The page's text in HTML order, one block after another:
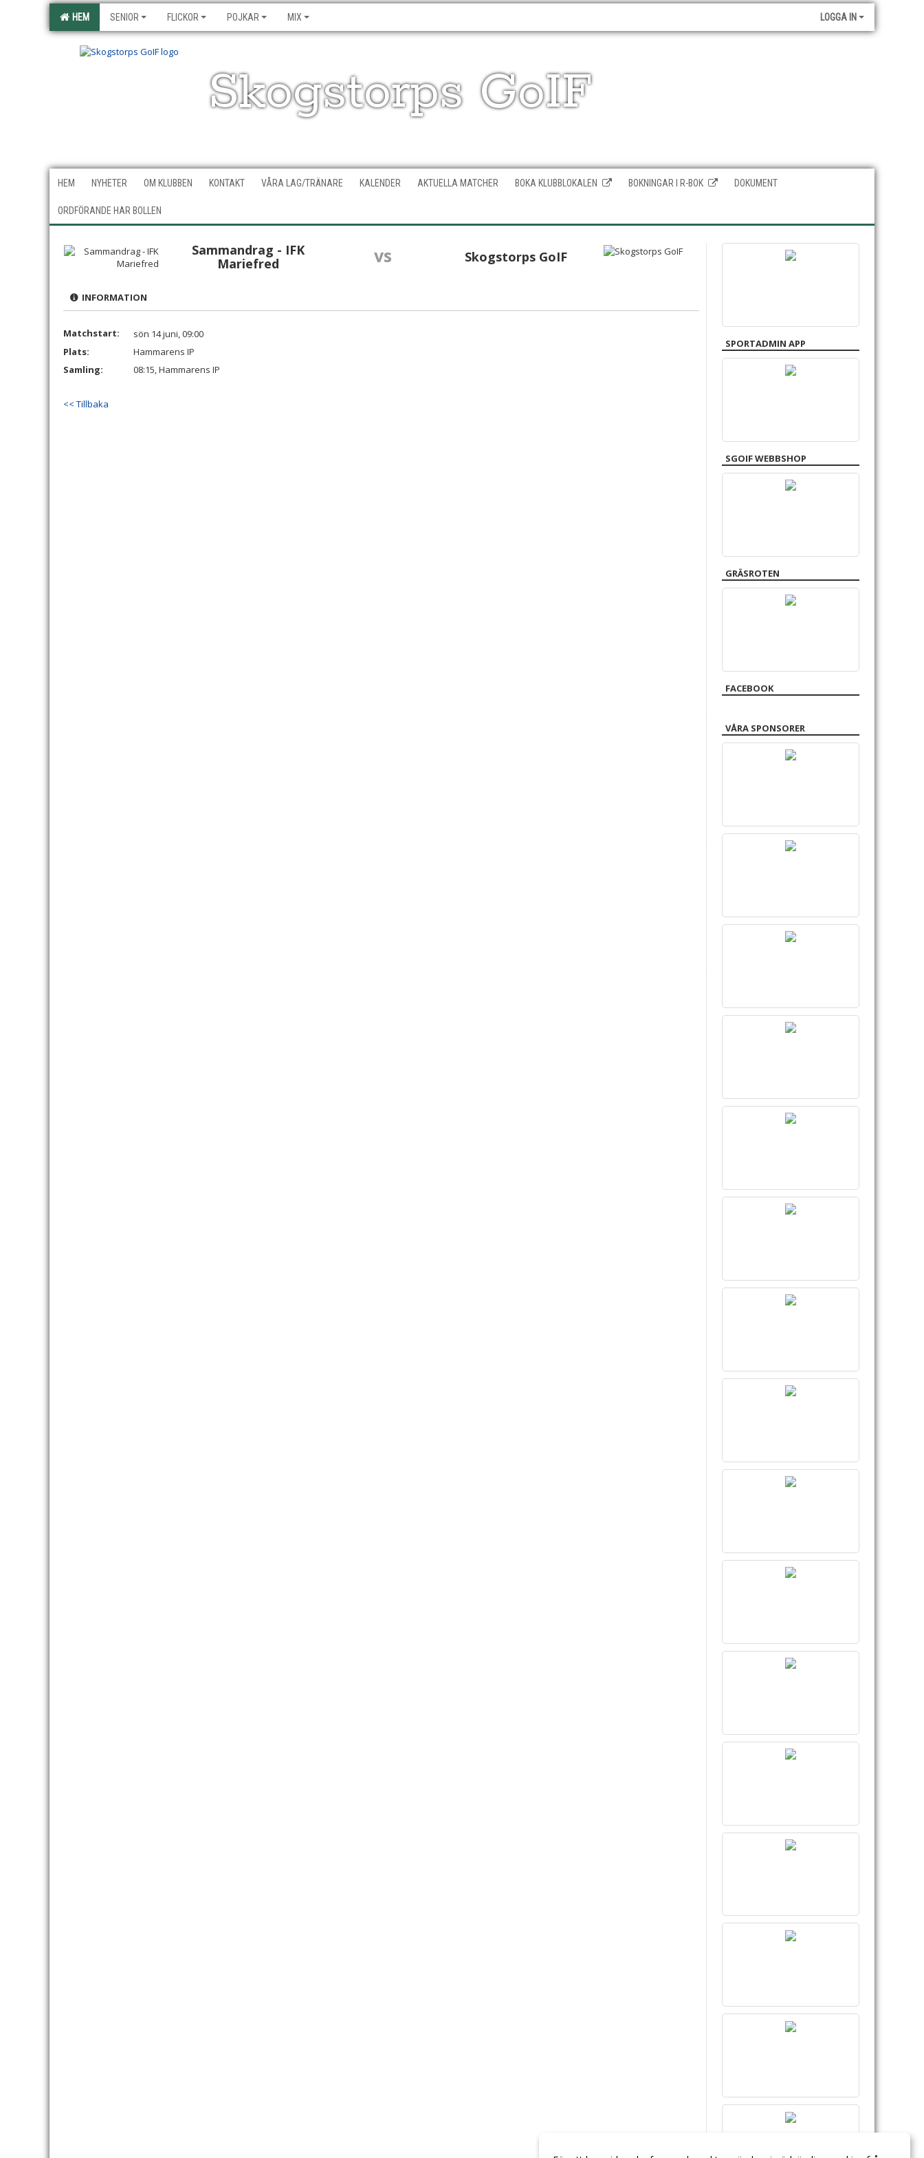
HEM SENIOR FLICKOR POJKAR MIX LOGGA IN
Skogstorps GoIF
HEM NYHETER OM KLUBBEN KONTAKT VÅRA LAG/TRÄNARE KALENDER AKTUELLA MATCHER BOKA KLUBBLOKALEN BOKNINGAR I R-BOK DOKUMENT
ORDFÖRANDE HAR BOLLEN
Sammandrag - IFK
Mariefred
vs Skogstorps GoIF
INFORMATION
Matchstart:
sön 14 juni, 09:00
Plats:
Hammarens IP
Samling:
08:15, Hammarens IP
<< Tillbaka
SPORTADMIN APP
SGOIF WEBBSHOP
GRÄSROTEN
FACEBOOK
VÅRA SPONSORER